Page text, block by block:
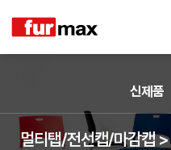
멀티탭/전선캡/마감캡
신제품